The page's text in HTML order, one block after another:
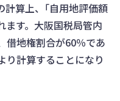
計算上、｢自用地評価額
す。大阪国税局管内
借地権割合が60％であ
計算することになり